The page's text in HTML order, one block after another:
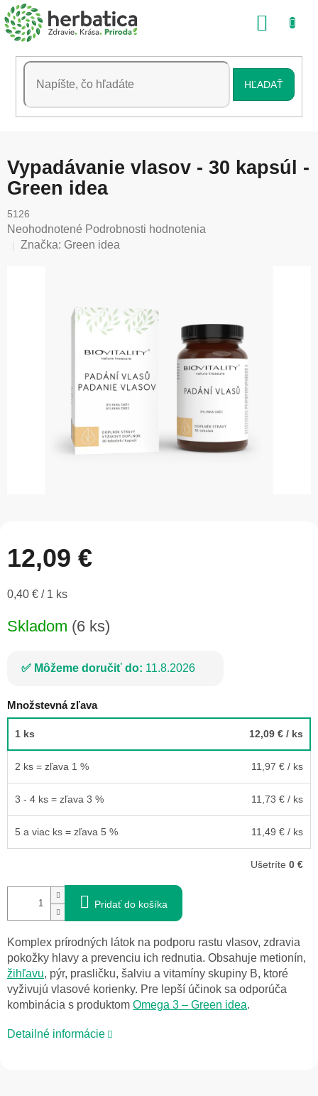
Prejsť
na
obsah
HĽADAŤ
Vypadávanie vlasov - 30 kapsúl -
Green idea
5126
Priemerné
hodnotenie
Neohodnotené Podrobnosti hodnotenia
Značka: Green idea
12,09 €
Jednotková
0,40 € / 1 ks
Skladom (6 ks)
Môžeme doručiť do: 11.8.2026
Množstevná zľava
1 ks 12,09 € / ks
2 ks = zľava 1 % 11,97 € / ks
3 - 4 ks = zľava 3 % 11,73 € / ks
5 a viac ks = zľava 5 % 11,49 € / ks
Ušetríte 0 €
Pridať do košíka
Komplex prírodných látok na podporu rastu vlasov, zdravia
pokožky hlavy a prevenciu ich rednutia. Obsahuje metionín,
žihľavu, pýr, prasličku, šalviu a vitamíny skupiny B, ktoré
vyživujú vlasové korienky. Pre lepší účinok sa odporúča
kombinácia s produktom Omega 3 – Green idea.
Detailné informácie